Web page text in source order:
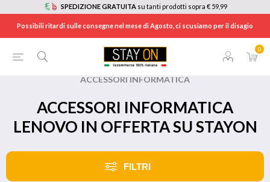
SPEDIZIONE GRATUITA su tanti prodotti sopra € 59,99
Possibili ritardi sulle consegne nel mese di Agosto, ci scusiamo per il disagio
0
BRANDS / LENOVO
ACCESSORI INFORMATICA
ACCESSORI INFORMATICA
LENOVO IN OFFERTA SU STAYON
FILTRI